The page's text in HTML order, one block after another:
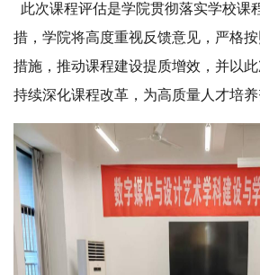
此次课程评估是学院贯彻落实学校课
措，学院将高度重视反馈意见，严格
措施，推动课程建设提质增效，并以此
持续深化课程改革，为高质量人才培养